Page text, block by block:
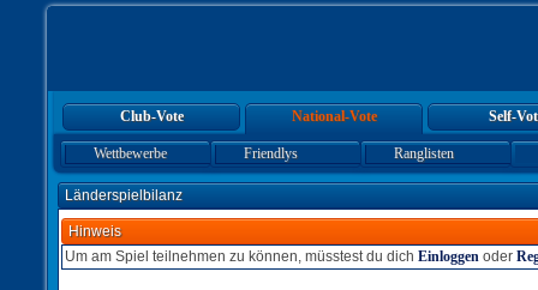
Club-Vote National-Vote Self-
Wettbewerbe Friendlys Ranglisten
Länderspielbilanz
Hinweis
Um am Spiel teilnehmen zu können, müsstest du dich Einloggen oder